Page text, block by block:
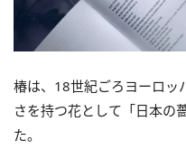
椿は、18世紀ごろヨーロッ
さを持つ花として「日本の
た。